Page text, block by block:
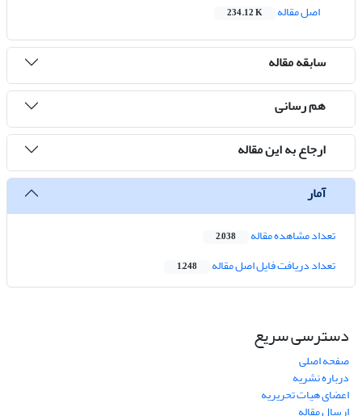
اصل مقاله
234.12 K
سابقه مقاله
هم رسانی
ارجاع به این مقاله
آمار
تعداد مشاهده مقاله 2,038
تعداد دریافت فایل اصل مقاله 1,248
دسترسی سریع
صفحه اصلی
درباره نشریه
اعضای هیات تحریریه